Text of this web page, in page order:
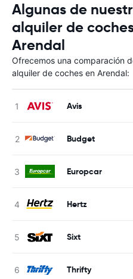
Algunas de
alquiler de
Arendal
Ofrecemos una comparación
alquiler de coches en Arendal:
Avis
Budget
Europcar
Hertz
Sixt
Thrifty